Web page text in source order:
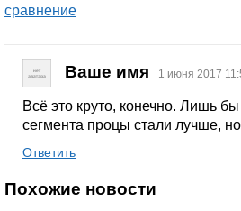
сравнение
Ваше имя 1 июня 2017
Всё это круто, конечно. Лишь
сегмента процы стали лучше,
Ответить
Похожие новости